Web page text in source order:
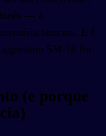
— é
humana. E é
algoritmo SM-18 foi
(e porque